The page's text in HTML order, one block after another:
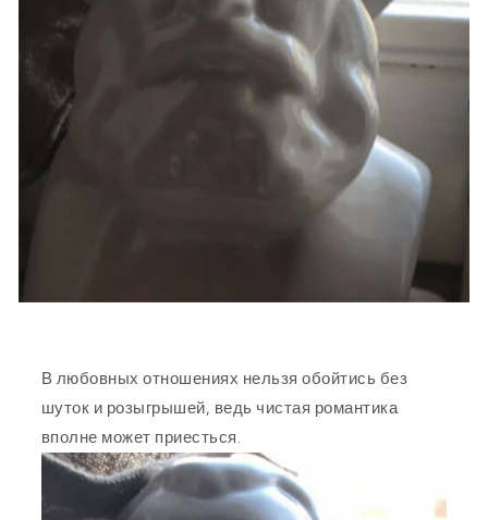
В любовных отношениях нельзя обойтись без
шуток и розыгрышей, ведь чистая романтика
вполне может приесться.